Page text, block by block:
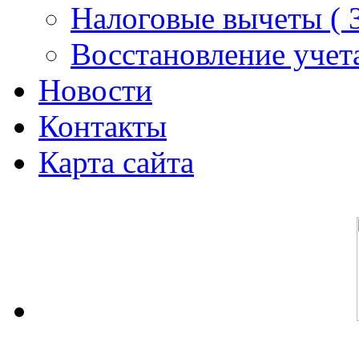
Налоговые вычеты
Восстановление
Новости
Контакты
Карта сайта